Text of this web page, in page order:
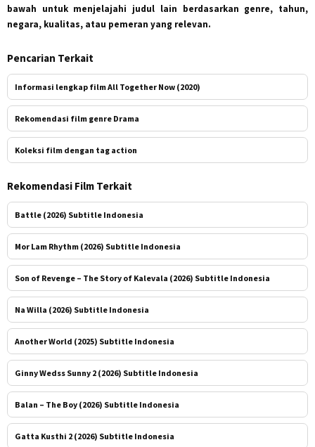
bawah untuk menjelajahi judul lain berdasarkan genre, tahun,
negara, kualitas, atau pemeran yang relevan.
Pencarian Terkait
Informasi lengkap film All Together Now (2020)
Rekomendasi film genre Drama
Koleksi film dengan tag action
Rekomendasi Film Terkait
Battle (2026) Subtitle Indonesia
Mor Lam Rhythm (2026) Subtitle Indonesia
Son of Revenge – The Story of Kalevala (2026) Subtitle Indonesia
Na Willa (2026) Subtitle Indonesia
Another World (2025) Subtitle Indonesia
Ginny Wedss Sunny 2 (2026) Subtitle Indonesia
Balan – The Boy (2026) Subtitle Indonesia
Gatta Kusthi 2 (2026) Subtitle Indonesia